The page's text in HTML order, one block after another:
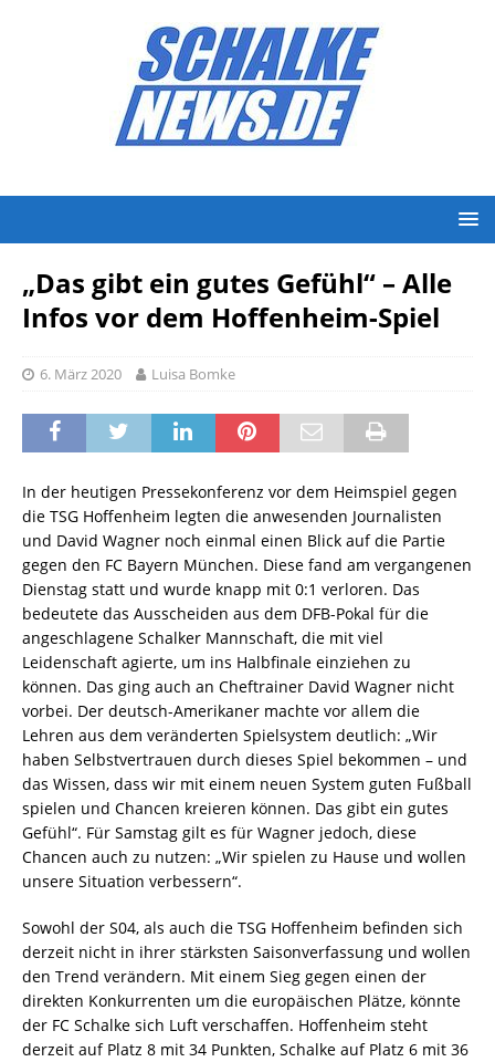
„Das gibt ein gutes Gefühl“ – Alle
Infos vor dem Hoffenheim-Spiel
6. März 2020 Luisa Bomke
In der heutigen Pressekonferenz vor dem Heimspiel gegen
die TSG Hoffenheim legten die anwesenden Journalisten
und David Wagner noch einmal einen Blick auf die Partie
gegen den FC Bayern München. Diese fand am vergangenen
Dienstag statt und wurde knapp mit 0:1 verloren. Das
bedeutete das Ausscheiden aus dem DFB-Pokal für die
angeschlagene Schalker Mannschaft, die mit viel
Leidenschaft agierte, um ins Halbfinale einziehen zu
können. Das ging auch an Cheftrainer David Wagner nicht
vorbei. Der deutsch-Amerikaner machte vor allem die
Lehren aus dem veränderten Spielsystem deutlich: „Wir
haben Selbstvertrauen durch dieses Spiel bekommen – und
das Wissen, dass wir mit einem neuen System guten Fußball
spielen und Chancen kreieren können. Das gibt ein gutes
Gefühl“. Für Samstag gilt es für Wagner jedoch, diese
Chancen auch zu nutzen: „Wir spielen zu Hause und wollen
unsere Situation verbessern“.
Sowohl der S04, als auch die TSG Hoffenheim befinden sich
derzeit nicht in ihrer stärksten Saisonverfassung und wollen
den Trend verändern. Mit einem Sieg gegen einen der
direkten Konkurrenten um die europäischen Plätze, könnte
der FC Schalke sich Luft verschaffen. Hoffenheim steht
derzeit auf Platz 8 mit 34 Punkten, Schalke auf Platz 6 mit 36